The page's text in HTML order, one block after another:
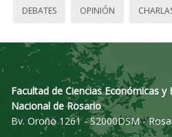
DEBATES OPINIÓN
Facultad de Ciencias Económicas y
Nacional de Rosario
Bv. Oroño 1261 - S2000DSM -